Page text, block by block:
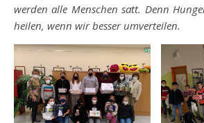
werden alle Menschen satt. Denn
heilen, wenn wir besser umverteilen.